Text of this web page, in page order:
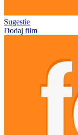
Sugestie
Dodaj film